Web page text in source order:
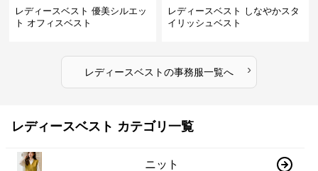
レディースベスト 優美シルエッ
ト オフィスベスト
レディースベスト しなやかスタ
イリッシュベスト
レディースベストの事務服一覧へ ›
レディースベスト カテゴリ一覧
ニット